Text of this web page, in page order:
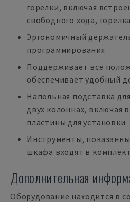
горелки, включая
свободного хода,
Эргономичный
программирования
Поддерживает все
обеспечивает удобный
Напольная подставка
двух колоннах, включая
пластины для установки
Инструменты,
шкафа входят в
Дополнительная
Оборудование находится в